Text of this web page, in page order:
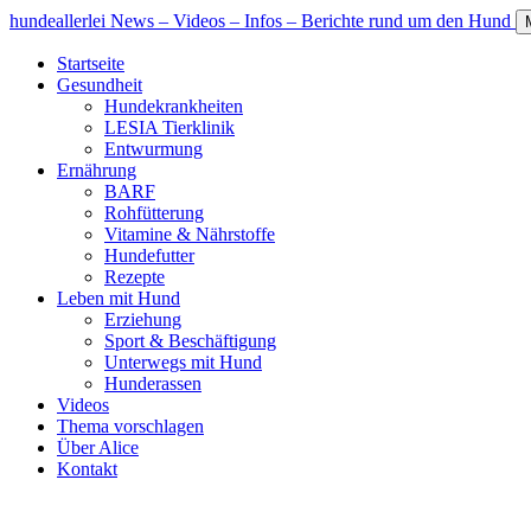
hundeallerlei News – Videos – Infos – Berichte rund um den Hund
Startseite
Gesundheit
Hundekrankheiten
LESIA Tierklinik
Entwurmung
Ernährung
BARF
Rohfütterung
Vitamine & Nährstoffe
Hundefutter
Rezepte
Leben mit Hund
Erziehung
Sport & Beschäftigung
Unterwegs mit Hund
Hunderassen
Videos
Thema vorschlagen
Über Alice
Kontakt